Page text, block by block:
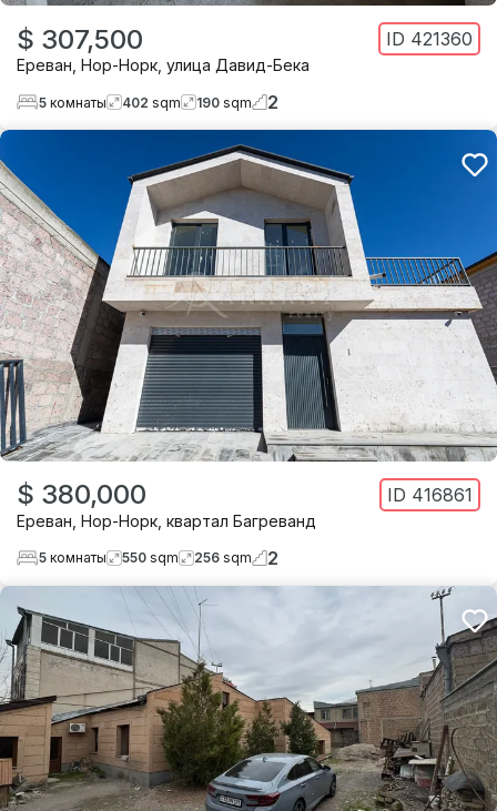
$ 307,500 ID 421360
Ереван Нор-Норк улица Давид-Бека
5 комнаты 402 sqm 190 sqm 2
$ 380,000 ID 416861
Ереван Нор-Норк квартал Багреванд
5 комнаты 550 sqm 256 sqm 2